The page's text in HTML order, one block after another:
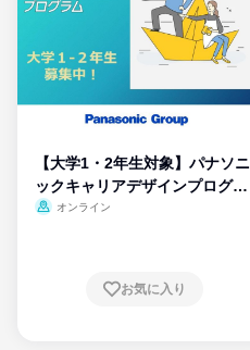
【大学1・2年生対象】パナソニ
ックキャリアデザインプログラ
ム
オンライン
お気に入り